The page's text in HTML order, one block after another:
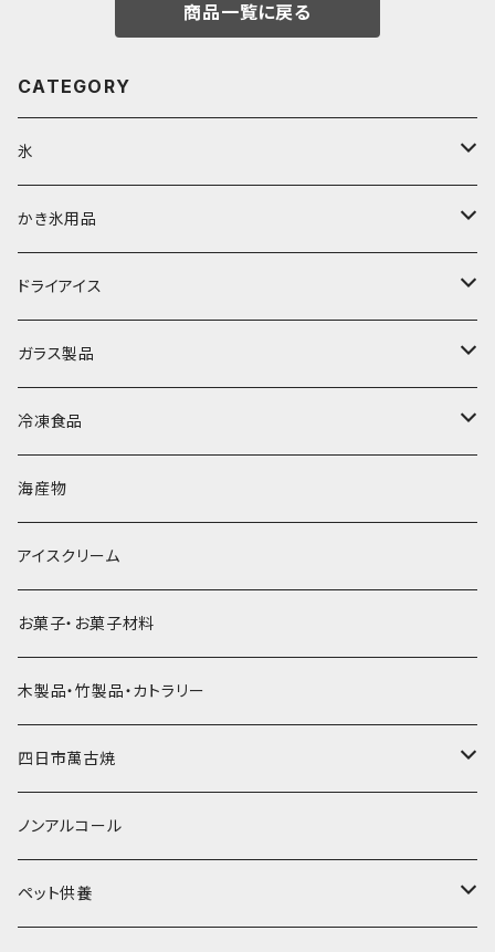
商品一覧に戻る
CATEGORY
氷
富士天然水の氷
丸氷
直径70mm
直径65mm
角氷
砕氷
氷河の氷
氷アイテム
かき氷用品
かき氷シロップ
無果汁1.8Lパック
無果汁1Lパック
無添加瓶シロップ
かき氷機・かき氷器
かき氷カップ
発泡スチロール無地-使い捨て
発泡スチロールプリント柄
かき氷スプーン・スプーンストロー
プラスチック・スプーン
プラスチック・スプーンストロー
コンデンスミルク・練乳・あんこ
かき氷セット
その他かき氷用品
ドライアイス
ドライアイス3ｋｇ
ドライアイス4ｋｇ
ドライアイス5ｋｇ
ドライアイス8ｋｇ
ドライアイス10ｋｇ
ドライアイス15ｋｇ
ドライアイス20ｋｇ
ドライアイス25ｋｇ
ガラス製品
オンザロック・グラス
ビール・グラス
タンブラー
かき氷器
冷凍食品
肉まん・あんまん
パスタ・スパゲッティ
惣菜
海産物
アイスクリーム
お菓子・お菓子材料
木製品・竹製品・カトラリー
四日市萬古焼
土鍋・土釜
一般土鍋
皿・椀・丼・小物
ノンアルコール
ペット供養